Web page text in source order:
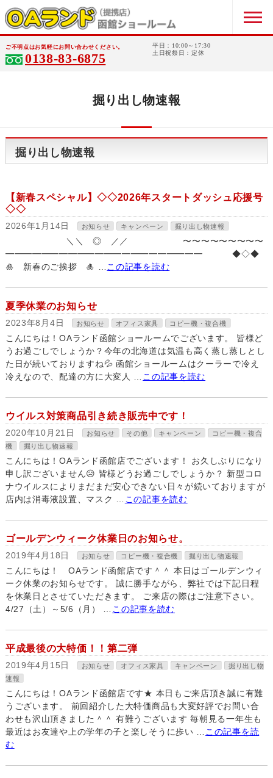
ご不明点はお気軽にお問い合わせください。
0138-83-6875
平日：10:00～17:30
土日祝祭日：定休
掘り出し物速報
掘り出し物速報
【新春スペシャル】◇◇2026年スタートダッシュ応援号
◇◇
2026年1月14日 お知らせ キャンペーン 掘り出し物速報
＼＼ ◎ ／／ 〜〜〜〜〜〜〜〜〜
━━━━━━━━━━━━━━━━━━━━━━ ◆◇◆
🎍 新春のご挨拶 🎍 …
この記事を読む
夏季休業のお知らせ
2023年8月4日 お知らせ オフィス家具 コピー機・複合機
こんにちは！OAランド函館ショールームでございます。 皆様ど
うお過ごしでしょうか？今年の北海道は気温も高く蒸し蒸しとし
た日が続いておりますね💦 函館ショールームはクーラーで冷え
冷えなので、配達の方に大変人 …
この記事を読む
ウイルス対策商品引き続き販売中です！
2020年10月21日 お知らせ その他 キャンペーン
コピー機・複合
機
掘り出し物速報
こんにちは！OAランド函館店でございます！ お久しぶりになり
申し訳ございません😥 皆様どうお過ごしでしょうか？ 新型コロ
ナウイルスによりまだまだ安心できない日々が続いておりますが
店内は消毒液設置、マスク …
この記事を読む
ゴールデンウィーク休業日のお知らせ。
2019年4月18日 お知らせ コピー機・複合機 掘り出し物速報
こんにちは！ OAランド函館店です＾＾ 本日はゴールデンウィ
ーク休業のお知らせです。 誠に勝手ながら、弊社では下記日程
を休業日とさせていただきます。 ご来店の際はご注意下さい。
4/27（土）～5/6（月） …
この記事を読む
平成最後の大特価！！第二弾
2019年4月15日 お知らせ オフィス家具 キャンペーン
掘り出し物
速報
こんにちは！OAランド函館店です★ 本日もご来店頂き誠に有難
うございます。 前回紹介した大特価商品も大変好評でお問い合
わせも沢山頂きました＾＾ 有難うございます 毎朝見る一年生も
最近はお友達や上の学年の子と楽しそうに歩い …
この記事を読
む